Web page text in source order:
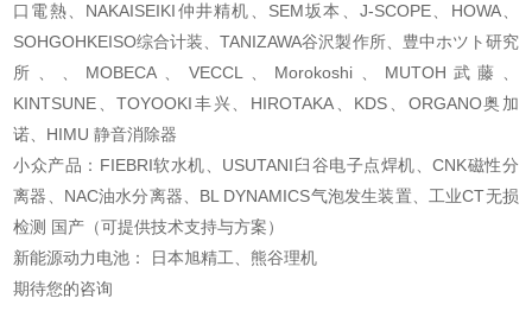
口電熱、NAKAISEIKI仲井精机、SEM坂本、J-SCOPE、HOWA、
SOHGOHKEISO综合计装、TANIZAWA谷沢製作所、豊中ホツト研究
所、、MOBECA、VECCL、Morokoshi、MUTOH武藤、
KINTSUNE、TOYOOKI丰兴、HIROTAKA、KDS、ORGANO奥加
诺、HIMU 静音消除器
小众产品：FIEBRI软水机、USUTANI臼谷电子点焊机、CNK磁性分
离器、NAC油水分离器、BL DYNAMICS气泡发生装置、工业CT无损
检测 国产（可提供技术支持与方案）
新能源动力电池： 日本旭精工、熊谷理机
期待您的咨询